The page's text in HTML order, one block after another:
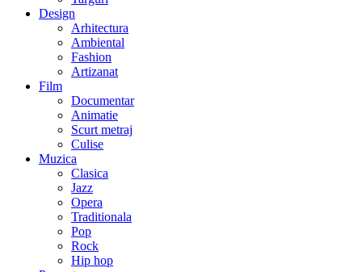
Design
Arhitectura
Ambiental
Fashion
Artizanat
Film
Documentar
Animatie
Scurt metraj
Culise
Muzica
Clasica
Jazz
Opera
Traditionala
Pop
Rock
Hip hop